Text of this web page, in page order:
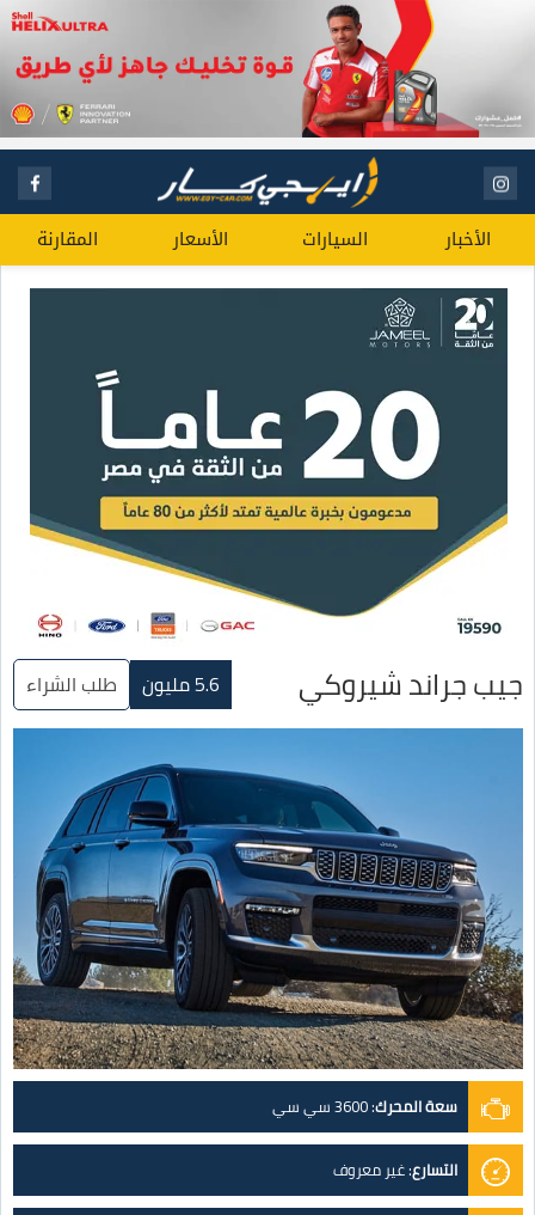
الأخبار السيارات الأسعار المقارنة
جيب جراند شيروكي 5.6 مليون طلب الشراء
سعة المحرك:3600 سي سي
التسارع:غير معروف